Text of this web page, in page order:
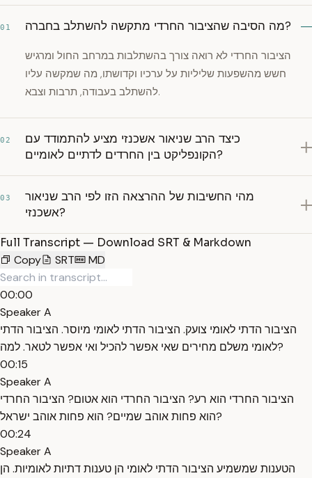
01 מה הסיבה שהציבור החרדי מתקשה להשתלב בחברה?
הציבור החרדי לא רואה צורך בהשתלבות במרחב החול ומרגיש
חשש מהשפעות שליליות על ערכיו וקדושתו, מה שמקשה עליו
להשתלב בעבודה, תרבות וצבא.
02
כיצד הרב שניאור אשכנזי מציע להתמודד עם
הקונפליקט בין החרדים לדתיים לאומיים?
03
מהי החשיבות של ההרצאה הזו לפי הרב שניאור
אשכנזי?
Full Transcript — Download SRT & Markdown
Copy
SRT MD
00:00
Speaker A
הציבור הדתי לאומי צועק. הציבור הדתי לאומי מיוסר. הציבור הדתי
לאומי משלם מחירים שאי אפשר להכיל ואי אפשר לטאר. למה?
00:15
Speaker A
הציבור החרדי הוא רע? הציבור החרדי הוא אטום? הציבור החרדי
הוא פחות אוהב שמיים? הוא פחות אוהב ישראל?
00:24
Speaker A
הטענות שמשמיע הציבור הדתי לאומי הן טענות דתיות לאומיות. הן